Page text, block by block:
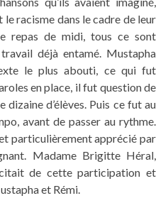
racisme dans le cadre de leur
repas de midi, tous ce sont
déjà entamé. Mustapha
le plus abouti, ce qui fut
en place, il fut question de
dizaine d’élèves. Puis ce fut au
avant de passer au rythme.
particulièrement apprécié par
Madame Brigitte Héral,
de cette participation et
et Rémi.